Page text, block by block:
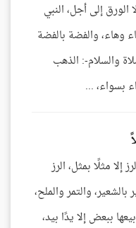
الورق إلى أجل، النبي
وهاء، والفضة بالفضة
والسلام-: الذهب
بسواء، ...
إلا مثلًا بمثل، الرز
والتمر والملح،
ببعض إلا يدًا بيد،